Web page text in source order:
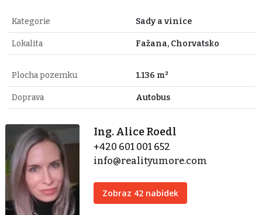
Kategorie Sady a vinice
Lokalita Fažana, Chorvatsko
Plocha pozemku 1.136 m²
Doprava Autobus
Ing. Alice Roedl
+420 601 001 652
info@realityumore.com
Zobraz 42 nabídek